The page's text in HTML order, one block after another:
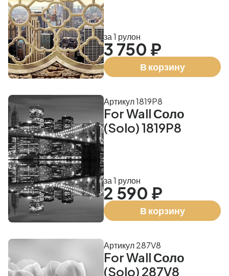
за 1 рулон
3 750 ₽
В корзину
For Wall Соло
(Solo) 1819P8
Артикул 1819P8
за 1 рулон
2 590 ₽
В корзину
For Wall Соло
(Solo) 287V8
Артикул 287V8